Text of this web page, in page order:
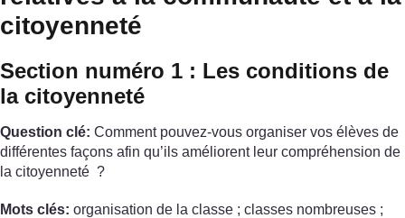
citoyenneté
Section numéro 1 : Les conditions de
la citoyenneté
Question clé: Comment pouvez-vous organiser vos élèves de
différentes façons afin qu’ils améliorent leur compréhension de
la citoyenneté ?
Mots clés: organisation de la classe ; classes nombreuses ;